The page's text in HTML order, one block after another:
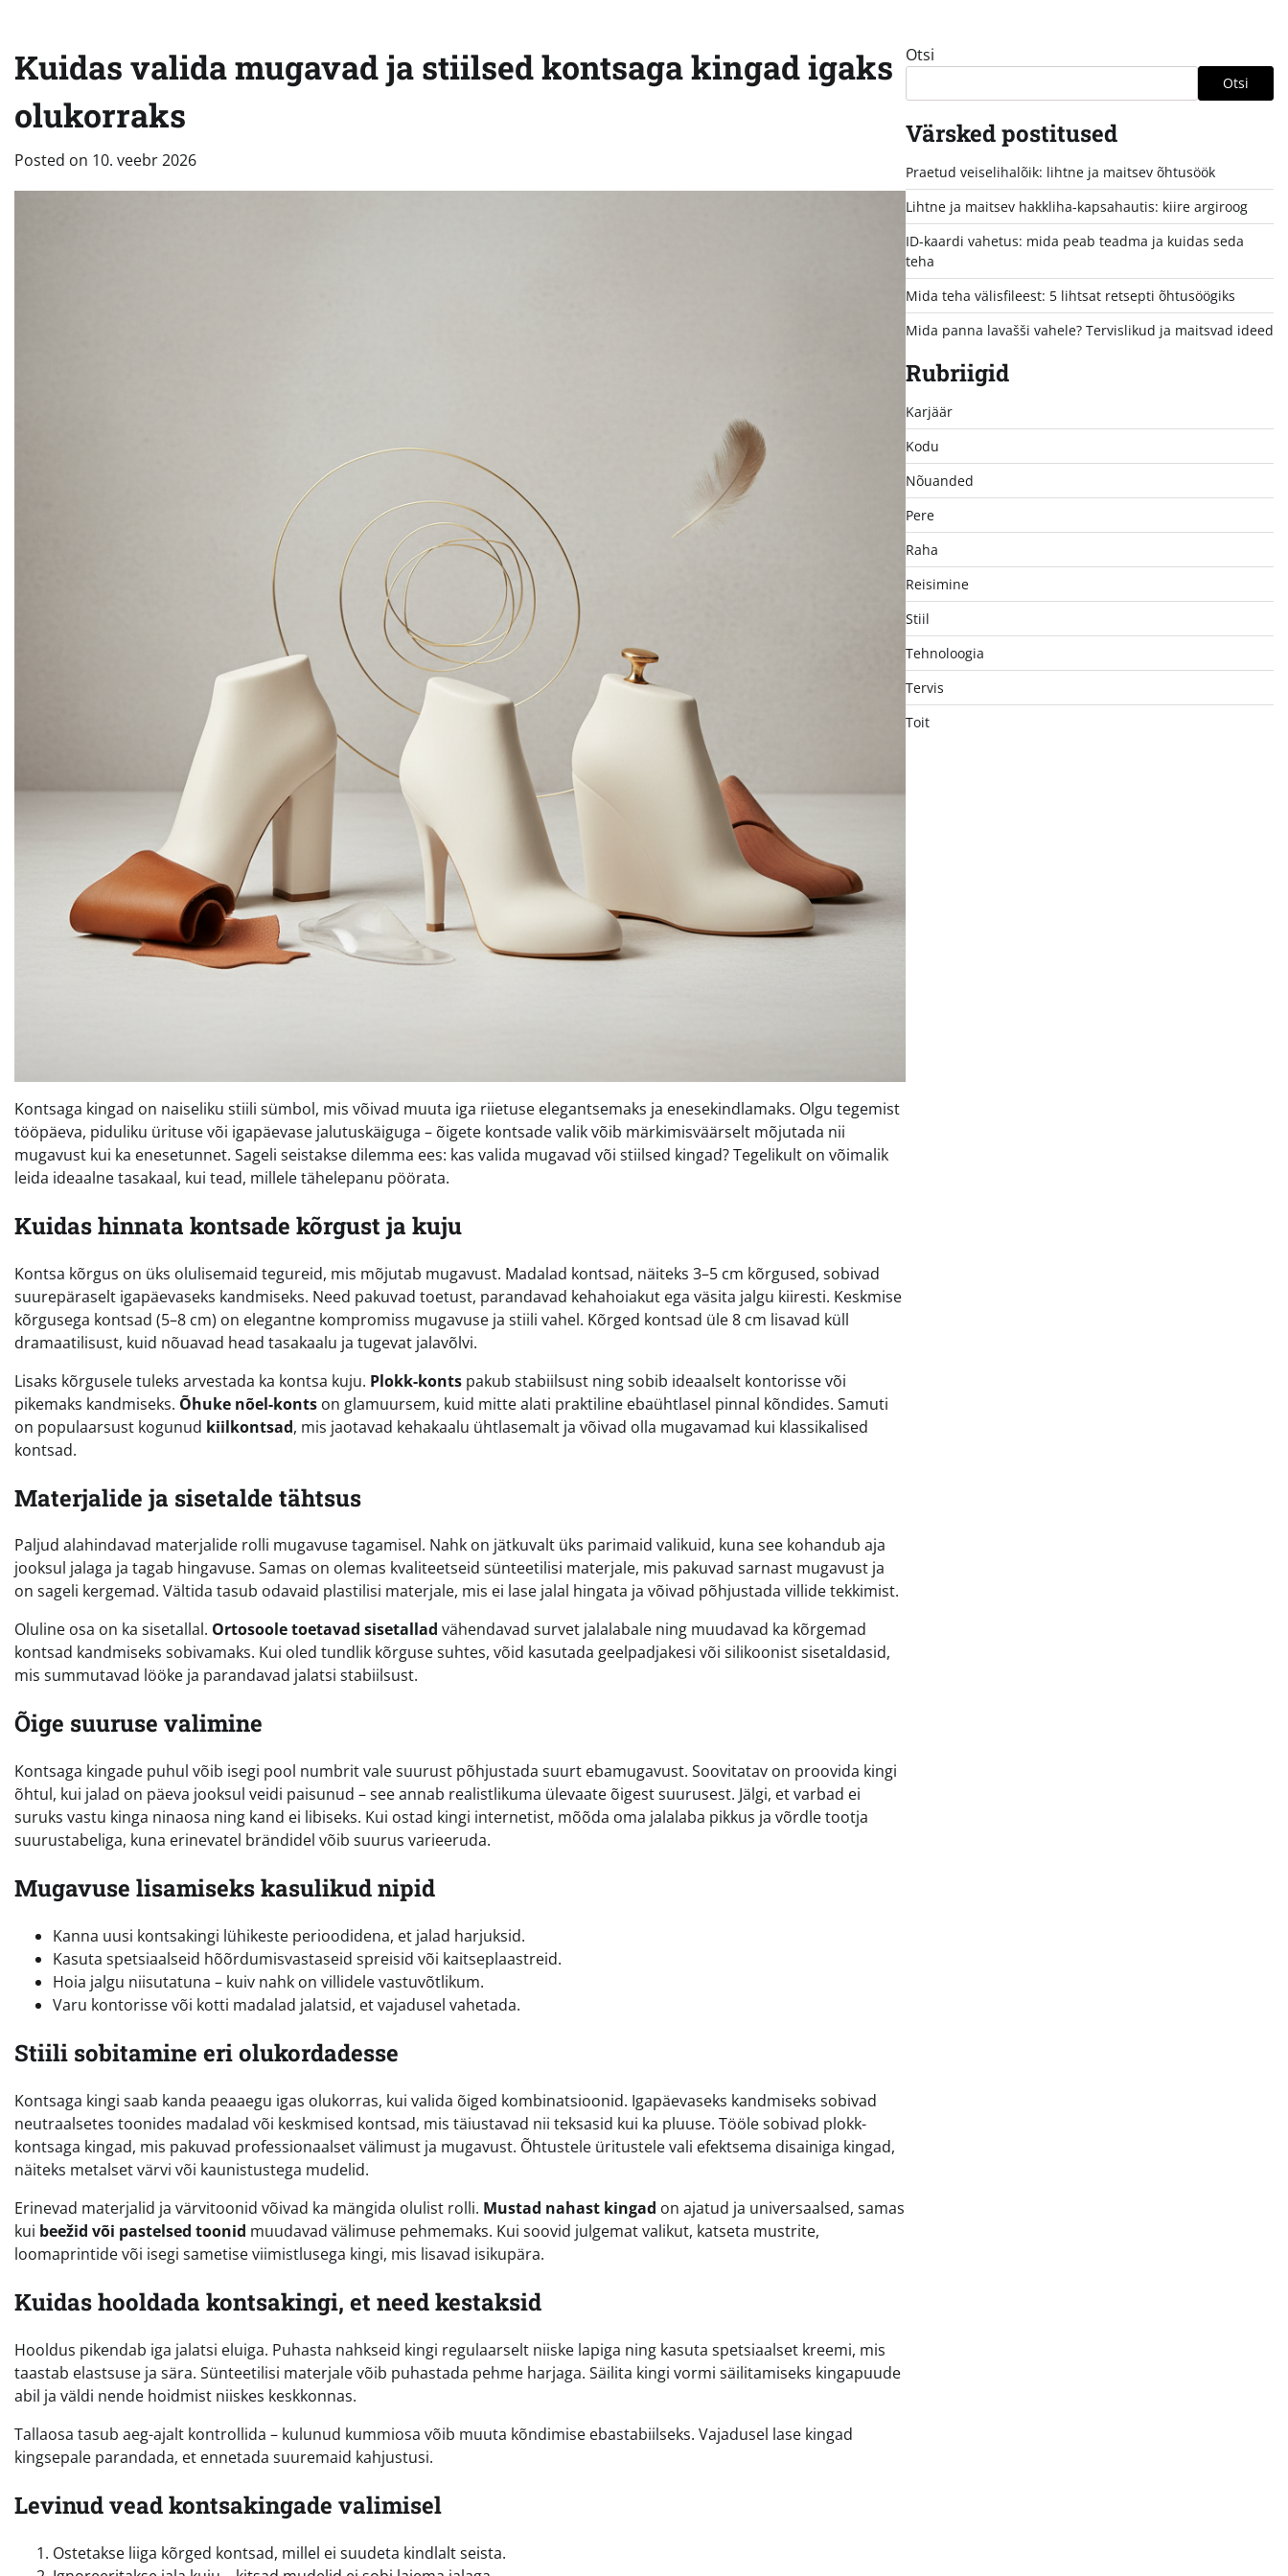
Kuidas valida mugavad ja stiilsed kontsaga kingad igaks
olukorraks
Posted on 10. veebr 2026
Kontsaga kingad on naiseliku stiili sümbol, mis võivad muuta iga riietuse elegantsemaks ja enesekindlamaks. Olgu tegemist
tööpäeva, piduliku ürituse või igapäevase jalutuskäiguga – õigete kontsade valik võib märkimisväärselt mõjutada nii
mugavust kui ka enesetunnet. Sageli seistakse dilemma ees: kas valida mugavad või stiilsed kingad? Tegelikult on võimalik
leida ideaalne tasakaal, kui tead, millele tähelepanu pöörata.
Kuidas hinnata kontsade kõrgust ja kuju
Kontsa kõrgus on üks olulisemaid tegureid, mis mõjutab mugavust. Madalad kontsad, näiteks 3–5 cm kõrgused, sobivad
suurepäraselt igapäevaseks kandmiseks. Need pakuvad toetust, parandavad kehahoiakut ega väsita jalgu kiiresti. Keskmise
kõrgusega kontsad (5–8 cm) on elegantne kompromiss mugavuse ja stiili vahel. Kõrged kontsad üle 8 cm lisavad küll
dramaatilisust, kuid nõuavad head tasakaalu ja tugevat jalavõlvi.
Lisaks kõrgusele tuleks arvestada ka kontsa kuju. Plokk-konts pakub stabiilsust ning sobib ideaalselt kontorisse või
pikemaks kandmiseks. Õhuke nõel-konts on glamuursem, kuid mitte alati praktiline ebaühtlasel pinnal kõndides. Samuti
on populaarsust kogunud kiilkontsad, mis jaotavad kehakaalu ühtlasemalt ja võivad olla mugavamad kui klassikalised
kontsad.
Materjalide ja sisetalde tähtsus
Paljud alahindavad materjalide rolli mugavuse tagamisel. Nahk on jätkuvalt üks parimaid valikuid, kuna see kohandub aja
jooksul jalaga ja tagab hingavuse. Samas on olemas kvaliteetseid sünteetilisi materjale, mis pakuvad sarnast mugavust ja
on sageli kergemad. Vältida tasub odavaid plastilisi materjale, mis ei lase jalal hingata ja võivad põhjustada villide tekkimist.
Oluline osa on ka sisetallal. Ortosoole toetavad sisetallad vähendavad survet jalalabale ning muudavad ka kõrgemad
kontsad kandmiseks sobivamaks. Kui oled tundlik kõrguse suhtes, võid kasutada geelpadjakesi või silikoonist sisetaldasid,
mis summutavad lööke ja parandavad jalatsi stabiilsust.
Õige suuruse valimine
Kontsaga kingade puhul võib isegi pool numbrit vale suurust põhjustada suurt ebamugavust. Soovitatav on proovida kingi
õhtul, kui jalad on päeva jooksul veidi paisunud – see annab realistlikuma ülevaate õigest suurusest. Jälgi, et varbad ei
suruks vastu kinga ninaosa ning kand ei libiseks. Kui ostad kingi internetist, mõõda oma jalalaba pikkus ja võrdle tootja
suurustabeliga, kuna erinevatel brändidel võib suurus varieeruda.
Mugavuse lisamiseks kasulikud nipid
Kanna uusi kontsakingi lühikeste perioodidena, et jalad harjuksid.
Kasuta spetsiaalseid hõõrdumisvastaseid spreisid või kaitseplaastreid.
Hoia jalgu niisutatuna – kuiv nahk on villidele vastuvõtlikum.
Varu kontorisse või kotti madalad jalatsid, et vajadusel vahetada.
Stiili sobitamine eri olukordadesse
Kontsaga kingi saab kanda peaaegu igas olukorras, kui valida õiged kombinatsioonid. Igapäevaseks kandmiseks sobivad
neutraalsetes toonides madalad või keskmised kontsad, mis täiustavad nii teksasid kui ka pluuse. Tööle sobivad plokk-
kontsaga kingad, mis pakuvad professionaalset välimust ja mugavust. Õhtustele üritustele vali efektsema disainiga kingad,
näiteks metalset värvi või kaunistustega mudelid.
Erinevad materjalid ja värvitoonid võivad ka mängida olulist rolli. Mustad nahast kingad on ajatud ja universaalsed, samas
kui beežid või pastelsed toonid muudavad välimuse pehmemaks. Kui soovid julgemat valikut, katseta mustrite,
loomaprintide või isegi sametise viimistlusega kingi, mis lisavad isikupära.
Kuidas hooldada kontsakingi, et need kestaksid
Hooldus pikendab iga jalatsi eluiga. Puhasta nahkseid kingi regulaarselt niiske lapiga ning kasuta spetsiaalset kreemi, mis
taastab elastsuse ja sära. Sünteetilisi materjale võib puhastada pehme harjaga. Säilita kingi vormi säilitamiseks kingapuude
abil ja väldi nende hoidmist niiskes keskkonnas.
Tallaosa tasub aeg-ajalt kontrollida – kulunud kummiosa võib muuta kõndimise ebastabiilseks. Vajadusel lase kingad
kingsepale parandada, et ennetada suuremaid kahjustusi.
Levinud vead kontsakingade valimisel
Ostetakse liiga kõrged kontsad, millel ei suudeta kindlalt seista.
Otsi
Otsi
Värsked postitused
Praetud veiselihalõik: lihtne ja maitsev õhtusöök
Lihtne ja maitsev hakkliha-kapsahautis: kiire argiroog
ID-kaardi vahetus: mida peab teadma ja kuidas seda
teha
Mida teha välisfileest: 5 lihtsat retsepti õhtusöögiks
Mida panna lavašši vahele? Tervislikud ja maitsvad ideed
Rubriigid
Karjäär
Kodu
Nõuanded
Pere
Raha
Reisimine
Stiil
Tehnoloogia
Tervis
Toit